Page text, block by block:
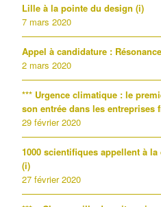
Lille à la pointe du design (i)
7 mars 2020
Appel à candidature :
2 mars 2020
*** Urgence climatique : le
son entrée dans les entreprises
29 février 2020
1000 scientifiques appellent à
(i)
27 février 2020